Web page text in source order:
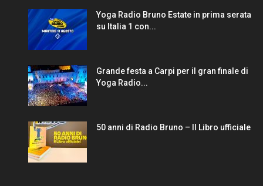
Yoga Radio Bruno Estate in prima serata
su Italia 1 con...
Grande festa a Carpi per il gran finale di
Yoga Radio...
50 anni di Radio Bruno – Il Libro ufficiale